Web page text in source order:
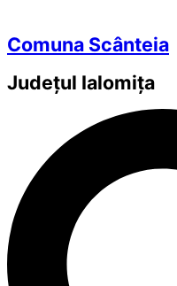
Comuna Scânteia
Județul Ialomița